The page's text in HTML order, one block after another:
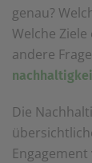
einem
Verfügung
Marketing
Wir
Inhalte
die genau
genau?
Welche
andere
Die